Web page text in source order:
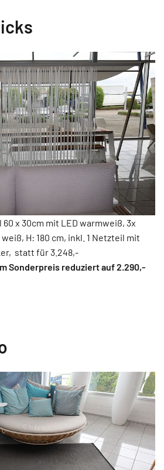
x 30cm mit LED warmweiß, 3x
H: 180 cm, inkl. 1 Netzteil mit
statt für 3.248,-
Sonderpreis reduziert auf 2.290,-